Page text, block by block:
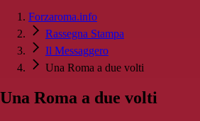
Forzaroma.info
Rassegna Stampa
Il Messaggero
Una Roma a due volti
Una Roma a due volti